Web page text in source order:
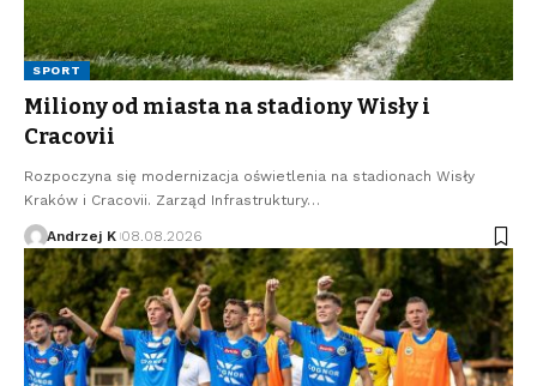
SPORT
Miliony od miasta na stadiony Wisły i
Cracovii
Rozpoczyna się modernizacja oświetlenia na stadionach Wisły
Kraków i Cracovii. Zarząd Infrastruktury…
Andrzej K 08.08.2026